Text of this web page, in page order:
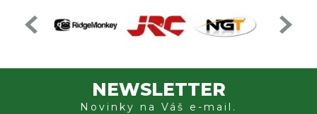
NEWSLETTER
Novinky na Váš e-mail.